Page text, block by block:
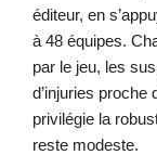
éditeur, en
à 48 équipes.
par le jeu, les
d’injuries
privilégie la
reste modeste.